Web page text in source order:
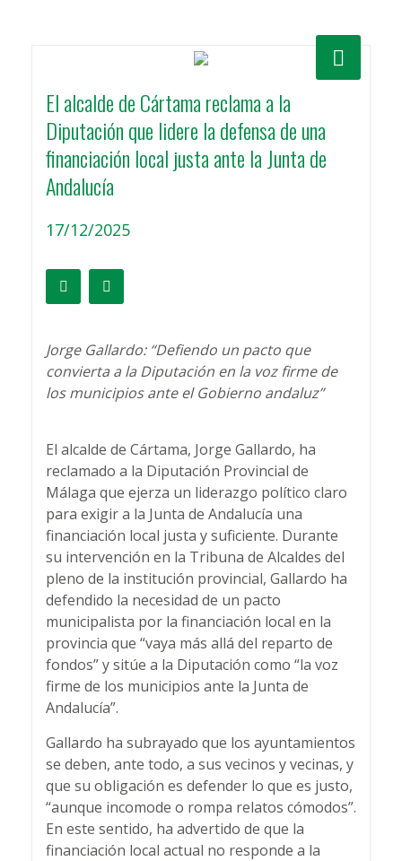
El alcalde de Cártama reclama a la
Diputación que lidere la defensa de una
financiación local justa ante la Junta de
Andalucía
17/12/2025
Jorge Gallardo: “Defiendo un pacto que
convierta a la Diputación en la voz firme de
los municipios ante el Gobierno andaluz”
El alcalde de Cártama, Jorge Gallardo, ha
reclamado a la Diputación Provincial de
Málaga que ejerza un liderazgo político claro
para exigir a la Junta de Andalucía una
financiación local justa y suficiente. Durante
su intervención en la Tribuna de Alcaldes del
pleno de la institución provincial, Gallardo ha
defendido la necesidad de un pacto
municipalista por la financiación local en la
provincia que “vaya más allá del reparto de
fondos” y sitúe a la Diputación como “la voz
firme de los municipios ante la Junta de
Andalucía”.
Gallardo ha subrayado que los ayuntamientos
se deben, ante todo, a sus vecinos y vecinas, y
que su obligación es defender lo que es justo,
“aunque incomode o rompa relatos cómodos”.
En este sentido, ha advertido de que la
financiación local actual no responde a la